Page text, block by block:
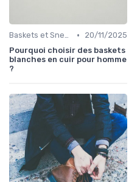
Baskets et Sneakers •
20/11/2025
Pourquoi choisir des baskets
blanches en cuir pour homme
?